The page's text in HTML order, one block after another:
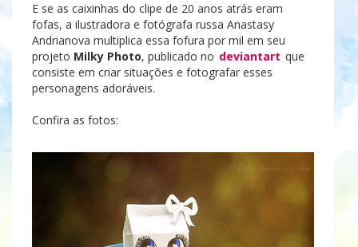
E se as caixinhas do clipe de 20 anos atrás eram
fofas, a ilustradora e fotógrafa russa Anastasy
Andrianova multiplica essa fofura por mil em seu
projeto Milky Photo, publicado no deviantart que
consiste em criar situações e fotografar esses
personagens adoráveis.
Confira as fotos: